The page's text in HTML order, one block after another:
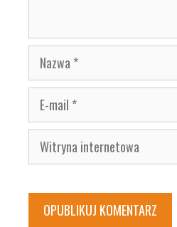
Nazwa
E-
mail
Witryna
internetowa